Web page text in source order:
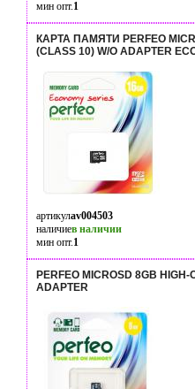
мин опт.1
КАРТА ПАМЯТИ PERFEO
(CLASS 10) W/O ADAPTER
артикулav004503
наличиев наличии
мин опт.1
PERFEO MICROSD 8GB
ADAPTER